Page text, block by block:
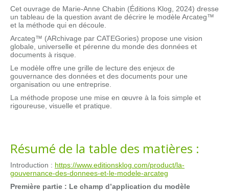
Cet ouvrage de Marie-Anne Chabin (Éditions Klog, 2024) dresse
un tableau de la question avant de décrire le modèle Arcateg™
et la méthode qui en découle.
Arcateg™ (ARchivage par CATEGories) propose une vision
globale, universelle et pérenne du monde des données et
documents à risque.
Le modèle offre une grille de lecture des enjeux de
gouvernance des données et des documents pour une
organisation ou une entreprise.
La méthode propose une mise en œuvre à la fois simple et
rigoureuse, visuelle et pratique.
Résumé de la table des matières :
Introduction : https://www.editionsklog.com/product/la-
gouvernance-des-donnees-et-le-modele-arcateg
Première partie : Le champ d’application du modèle